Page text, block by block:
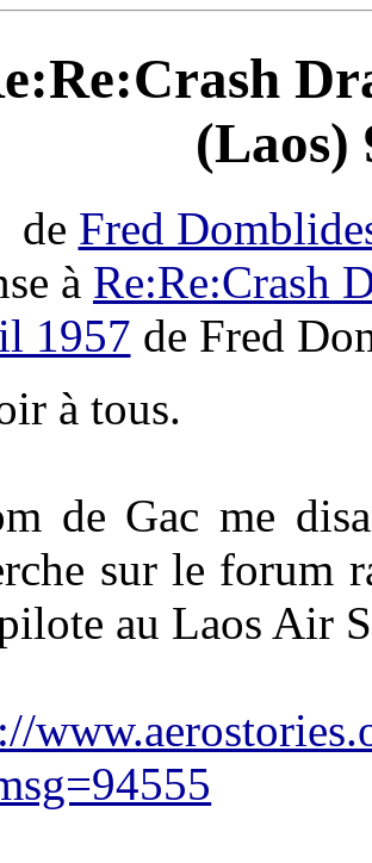
(Laos)
de Fred
à Re:Re:Crash
1957 de Fred
à tous.
de Gac me
sur le forum
au Laos Air